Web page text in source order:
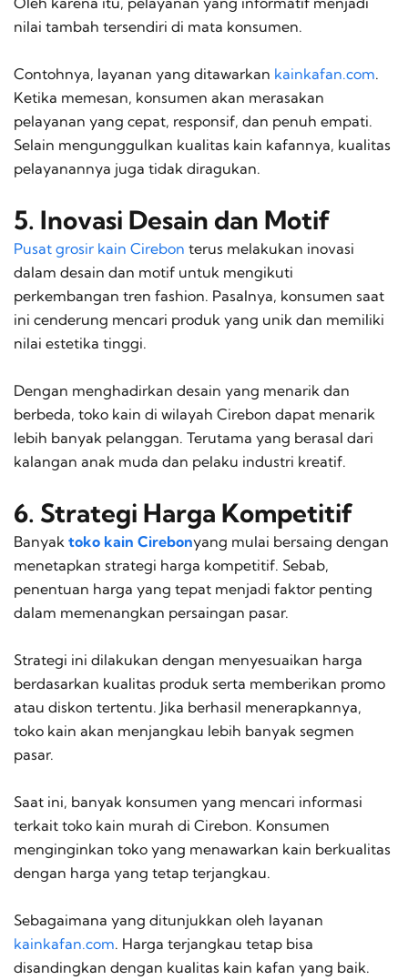
nilai tambah tersendiri di mata konsumen.
Contohnya, layanan yang ditawarkan kainkafan.com.
Ketika memesan, konsumen akan merasakan
pelayanan yang cepat, responsif, dan penuh empati.
Selain mengunggulkan kualitas kain kafannya, kualitas
pelayanannya juga tidak diragukan.
5. Inovasi Desain dan Motif
Pusat grosir kain Cirebon terus melakukan inovasi
dalam desain dan motif untuk mengikuti
perkembangan tren fashion. Pasalnya, konsumen saat
ini cenderung mencari produk yang unik dan memiliki
nilai estetika tinggi.
Dengan menghadirkan desain yang menarik dan
berbeda, toko kain di wilayah Cirebon dapat menarik
lebih banyak pelanggan. Terutama yang berasal dari
kalangan anak muda dan pelaku industri kreatif.
6. Strategi Harga Kompetitif
Banyak toko kain Cirebonyang mulai bersaing dengan
menetapkan strategi harga kompetitif. Sebab,
penentuan harga yang tepat menjadi faktor penting
dalam memenangkan persaingan pasar.
Strategi ini dilakukan dengan menyesuaikan harga
berdasarkan kualitas produk serta memberikan promo
atau diskon tertentu. Jika berhasil menerapkannya,
toko kain akan menjangkau lebih banyak segmen
pasar.
Saat ini, banyak konsumen yang mencari informasi
terkait toko kain murah di Cirebon. Konsumen
menginginkan toko yang menawarkan kain berkualitas
dengan harga yang tetap terjangkau.
Sebagaimana yang ditunjukkan oleh layanan
kainkafan.com. Harga terjangkau tetap bisa
disandingkan dengan kualitas kain kafan yang baik.